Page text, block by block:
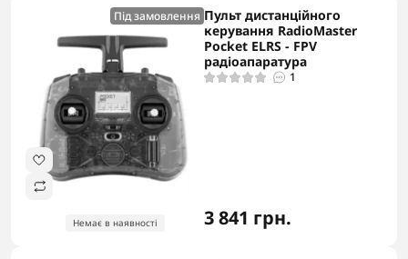
Під замовлення
Немає в наявності
Пульт дистанційного
керування RadioMaster
Pocket ELRS - FPV
радіоапаратура
1
3 841 грн.